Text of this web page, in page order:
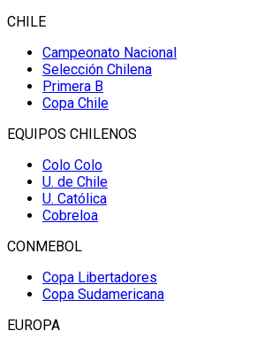
CHILE
Campeonato Nacional
Selección Chilena
Primera B
Copa Chile
EQUIPOS CHILENOS
Colo Colo
U. de Chile
U. Católica
Cobreloa
CONMEBOL
Copa Libertadores
Copa Sudamericana
EUROPA